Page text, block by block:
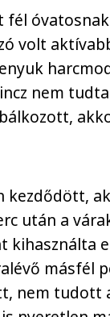
volt
nem
kezdődött,
után a
másfél
nem